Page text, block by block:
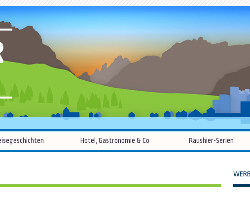
Hotel, Gastronomie & Co Raushier-Serien